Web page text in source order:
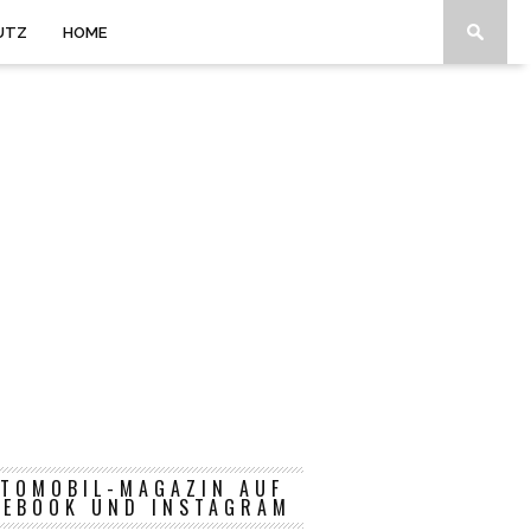
HOME
MAGAZIN AUF
UND INSTAGRAM